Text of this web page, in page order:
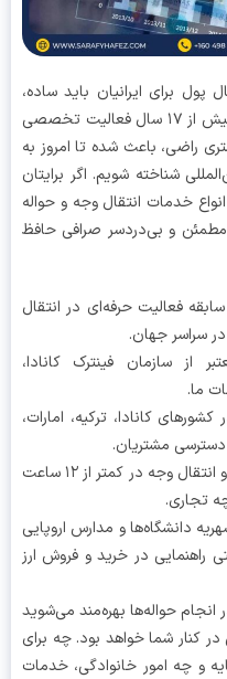
ایرانیان باید ساده،
سریع و در عین حال امن باشد. تجربه بیش از ۱۷ سال فعالیت تخصصی
باعث شده تا امروز به
شویم. اگر برایتان
انتقال وجه و حواله
بی‌دردسر صرافی حافظ
فعالیت حرفه‌ای در انتقال
جهان.
فینترک کانادا،
کانادا، ترکیه، امارات،
مشتریان.
انجام حواله ارز و انتقال وجه در کمتر از ۱۲ ساعت
و مدارس اروپایی
در خرید و فروش ارز
حواله‌ها بهره‌مند می‌شوید
شما خواهد بود. چه برای
امور خانوادگی، خدمات